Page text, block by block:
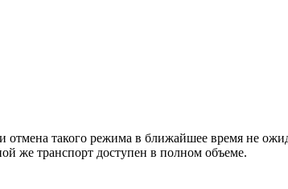
такого режима в ближайшее время не
же транспорт доступен в полном объеме.